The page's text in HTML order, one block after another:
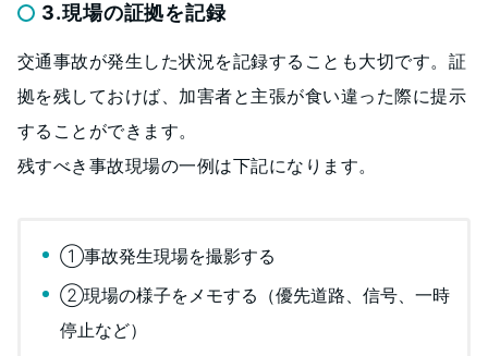
3.現場の証拠を記録
交通事故が発生した状況を記録することも大切です。証
拠を残しておけば、加害者と主張が食い違った際に提示
することができます。
残すべき事故現場の一例は下記になります。
①事故発生現場を撮影する
②現場の様子をメモする（優先道路、信号、一時
停止など）